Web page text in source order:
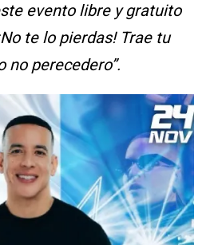
evento libre y gratuito
te lo pierdas! Trae tu
no perecedero”.